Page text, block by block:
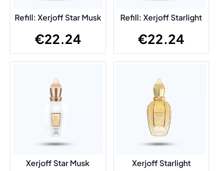
Refill: Xerjoff Star Musk
€22.24
Refill: Xerjoff Starlight
€22.24
Xerjoff Star Musk Xerjoff Starlight